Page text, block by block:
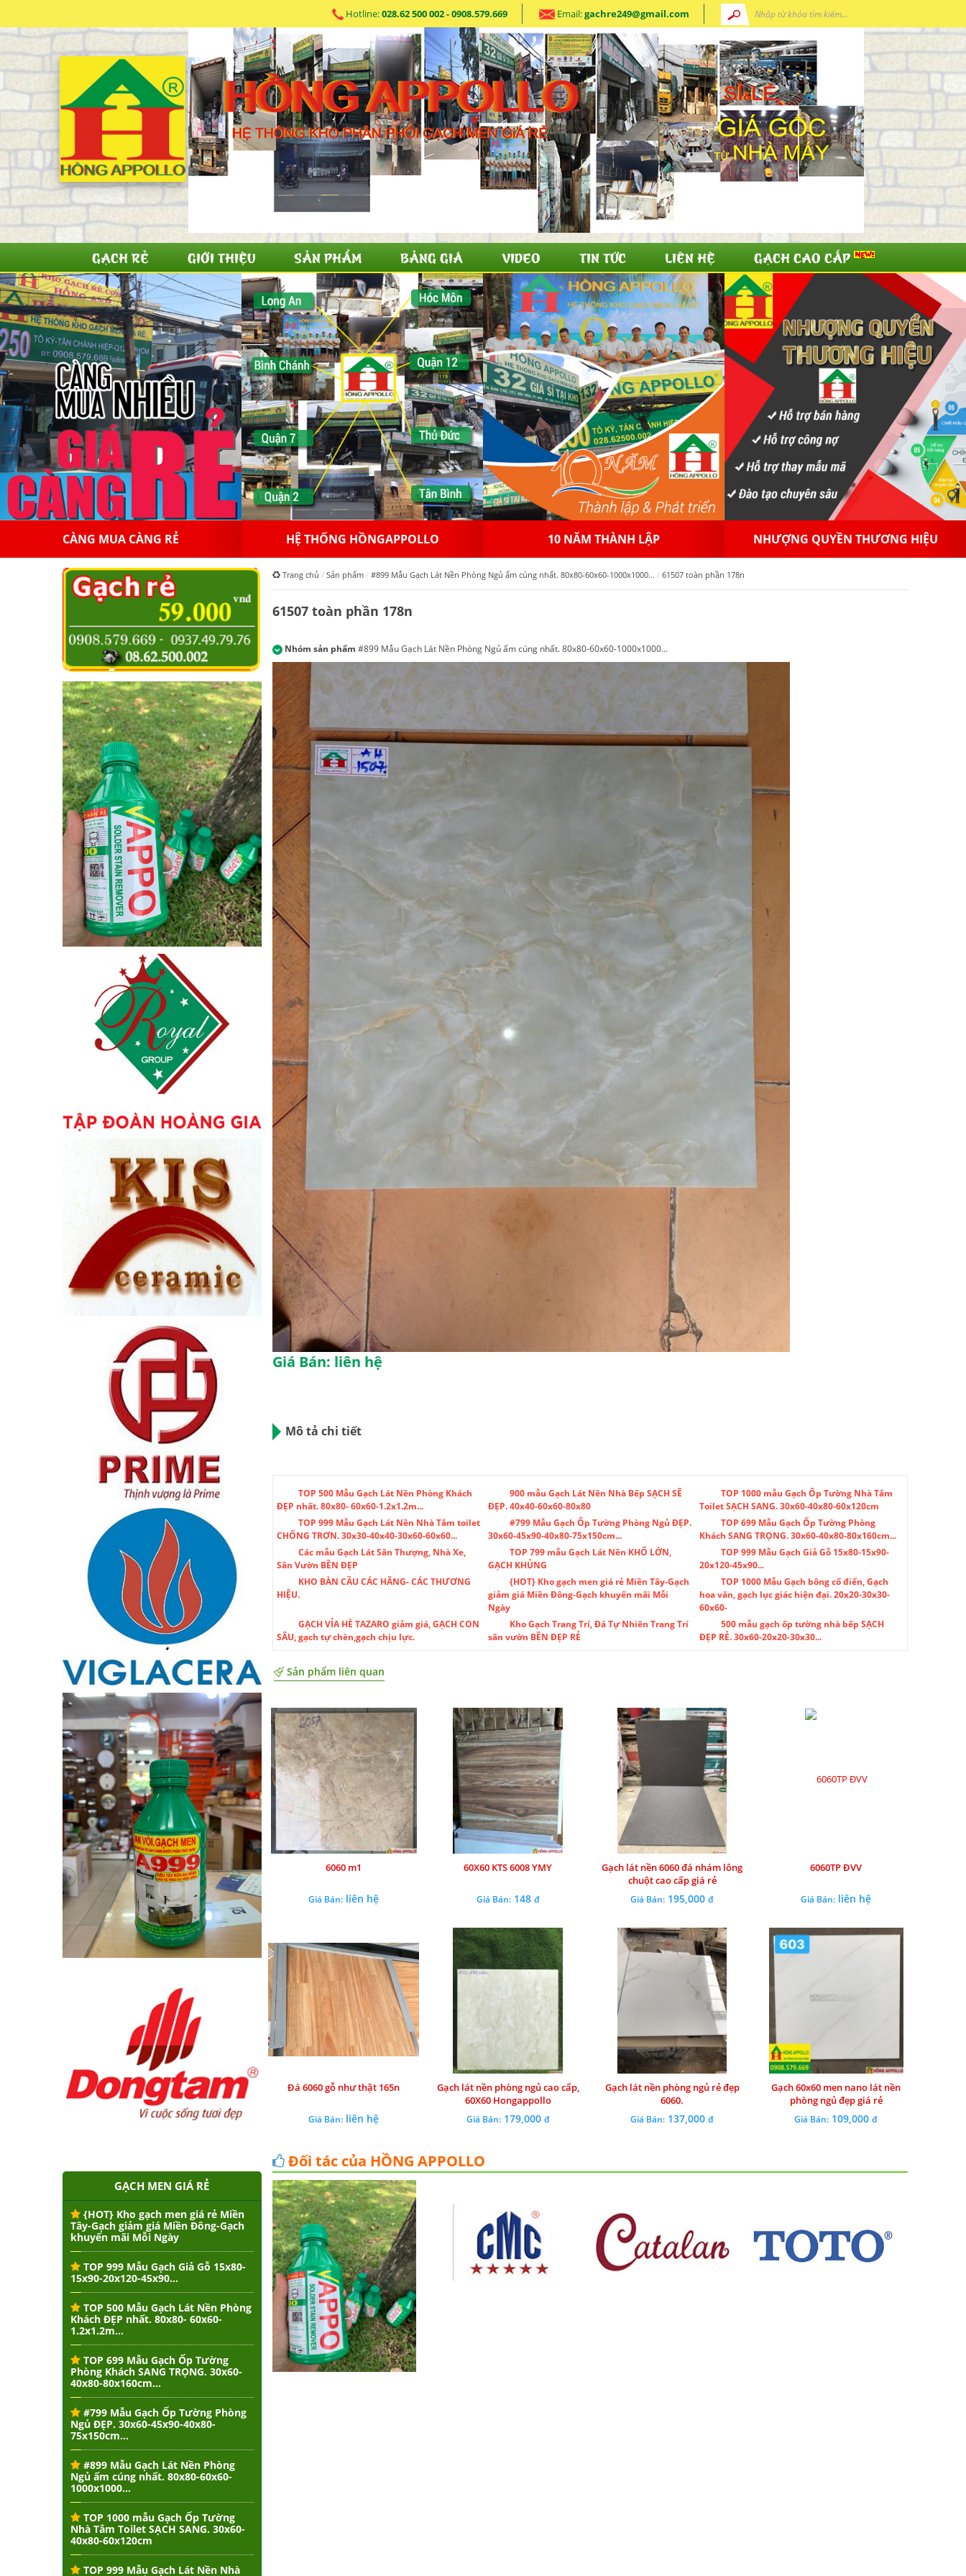
Hotline:028.62 500 002 - 0908.579.669 Email:gachre249@gmail.com
GẠCH RẺ GIỚI THIỆU SẢN PHẨM BẢNG GIÁ VIDEO TIN TỨC LIÊN HỆ GẠCH CAO CẤP
HỆ THỐNG HỒNGAPPOLLO 10 NĂM THÀNH LẬP NHƯỢNG QUYỀN THƯƠNG HIỆU PHÂN PHỐI GẠCH MEN
GẠCH MEN GIÁ RẺ
{HOT} Kho gạch men giá rẻ Miền
Tây-Gạch giảm giá Miền Đông-Gạch
khuyến mãi Mỗi Ngày
TOP 999 Mẫu Gạch Giả Gỗ 15x80-
15x90-20x120-45x90...
TOP 500 Mẫu Gạch Lát Nền Phòng
Khách ĐẸP nhất. 80x80- 60x60-
1.2x1.2m...
TOP 699 Mẫu Gạch Ốp Tường
Phòng Khách SANG TRỌNG. 30x60-
40x80-80x160cm...
#799 Mẫu Gạch Ốp Tường Phòng
Ngủ ĐẸP. 30x60-45x90-40x80-
75x150cm...
#899 Mẫu Gạch Lát Nền Phòng
Ngủ ấm cúng nhất. 80x80-60x60-
1000x1000...
TOP 1000 mẫu Gạch Ốp Tường
Nhà Tắm Toilet SẠCH SANG. 30x60-
40x80-60x120cm
TOP 999 Mẫu Gạch Lát Nền Nhà
Trang chủ Sản phẩm #899 Mẫu Gạch Lát Nền Phòng Ngủ ấm cúng nhất. 80x80-60x60-1000x1000... 61507 toàn phần 178n
61507 toàn phần 178n
Nhóm sản phẩm #899 Mẫu Gạch Lát Nền Phòng Ngủ ấm cúng nhất. 80x80-60x60-1000x1000...
Giá Bán: liên hệ
Mô tả chi tiết
TOP 500 Mẫu Gạch Lát Nền Phòng Khách
ĐẸP nhất. 80x80- 60x60-1.2x1.2m...
900 mẫu Gạch Lát Nền Nhà Bếp SẠCH SẼ
ĐẸP. 40x40-60x60-80x80
TOP 1000 mẫu Gạch Ốp Tường Nhà Tắm
Toilet SẠCH SANG. 30x60-40x80-60x120cm
TOP 999 Mẫu Gạch Lát Nền Nhà Tắm toilet
CHỐNG TRƠN. 30x30-40x40-30x60-60x60...
#799 Mẫu Gạch Ốp Tường Phòng Ngủ ĐẸP.
30x60-45x90-40x80-75x150cm...
TOP 699 Mẫu Gạch Ốp Tường Phòng
Khách SANG TRỌNG. 30x60-40x80-80x160cm...
Các mẫu Gạch Lát Sân Thượng, Nhà Xe,
Sân Vườn BỀN ĐẸP
TOP 799 mẫu Gạch Lát Nền KHỔ LỚN,
GẠCH KHỦNG
TOP 999 Mẫu Gạch Giả Gỗ 15x80-15x90-
20x120-45x90...
KHO BÀN CẦU CÁC HÃNG- CÁC THƯƠNG
HIỆU.
{HOT} Kho gạch men giá rẻ Miền Tây-Gạch
giảm giá Miền Đông-Gạch khuyến mãi Mỗi
Ngày
TOP 1000 Mẫu Gạch bông cổ điển, Gạch
hoa văn, gạch lục giác hiện đại. 20x20-30x30-
60x60-
GẠCH VỈA HÈ TAZARO giảm giá, GẠCH CON
SÂU, gạch tự chèn,gạch chịu lực.
Kho Gạch Trang Trí, Đá Tự Nhiên Trang Trí
sân vườn BỀN ĐẸP RẺ
500 mẫu gạch ốp tường nhà bếp SẠCH
ĐẸP RẺ. 30x60-20x20-30x30...
Sản phẩm liên quan
6060 m1
Giá Bán: liên hệ
60X60 KTS 6008 YMY
Giá Bán:148 đ
Gạch lát nền 6060 đá nhám lông
chuột cao cấp giá rẻ
Giá Bán: 195,000đ
6060TP ĐVV
Giá Bán: liên hệ
Đá 6060 gỗ như thật 165n
Giá Bán: liên hệ
Gạch lát nền phòng ngủ cao cấp,
60X60 Hongappollo
Giá Bán:179,000 đ
Gạch lát nền phòng ngủ rẻ đẹp
6060.
Giá Bán: 137,000đ
Gạch 60x60 men nano lát nền
phòng ngủ đẹp giá rẻ
Giá Bán: 109,000đ
Đối tác của HỒNG APPOLLO